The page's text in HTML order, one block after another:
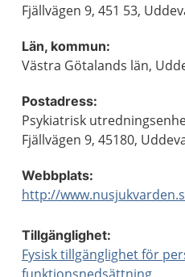
Fjällvägen 9, 451 53,
Län, kommun:
Västra Götalands län,
Postadress:
Psykiatrisk
Fjällvägen 9, 45180,
Webbplats:
http://
Tillgänglighet:
Fysisk tillgänglighet för